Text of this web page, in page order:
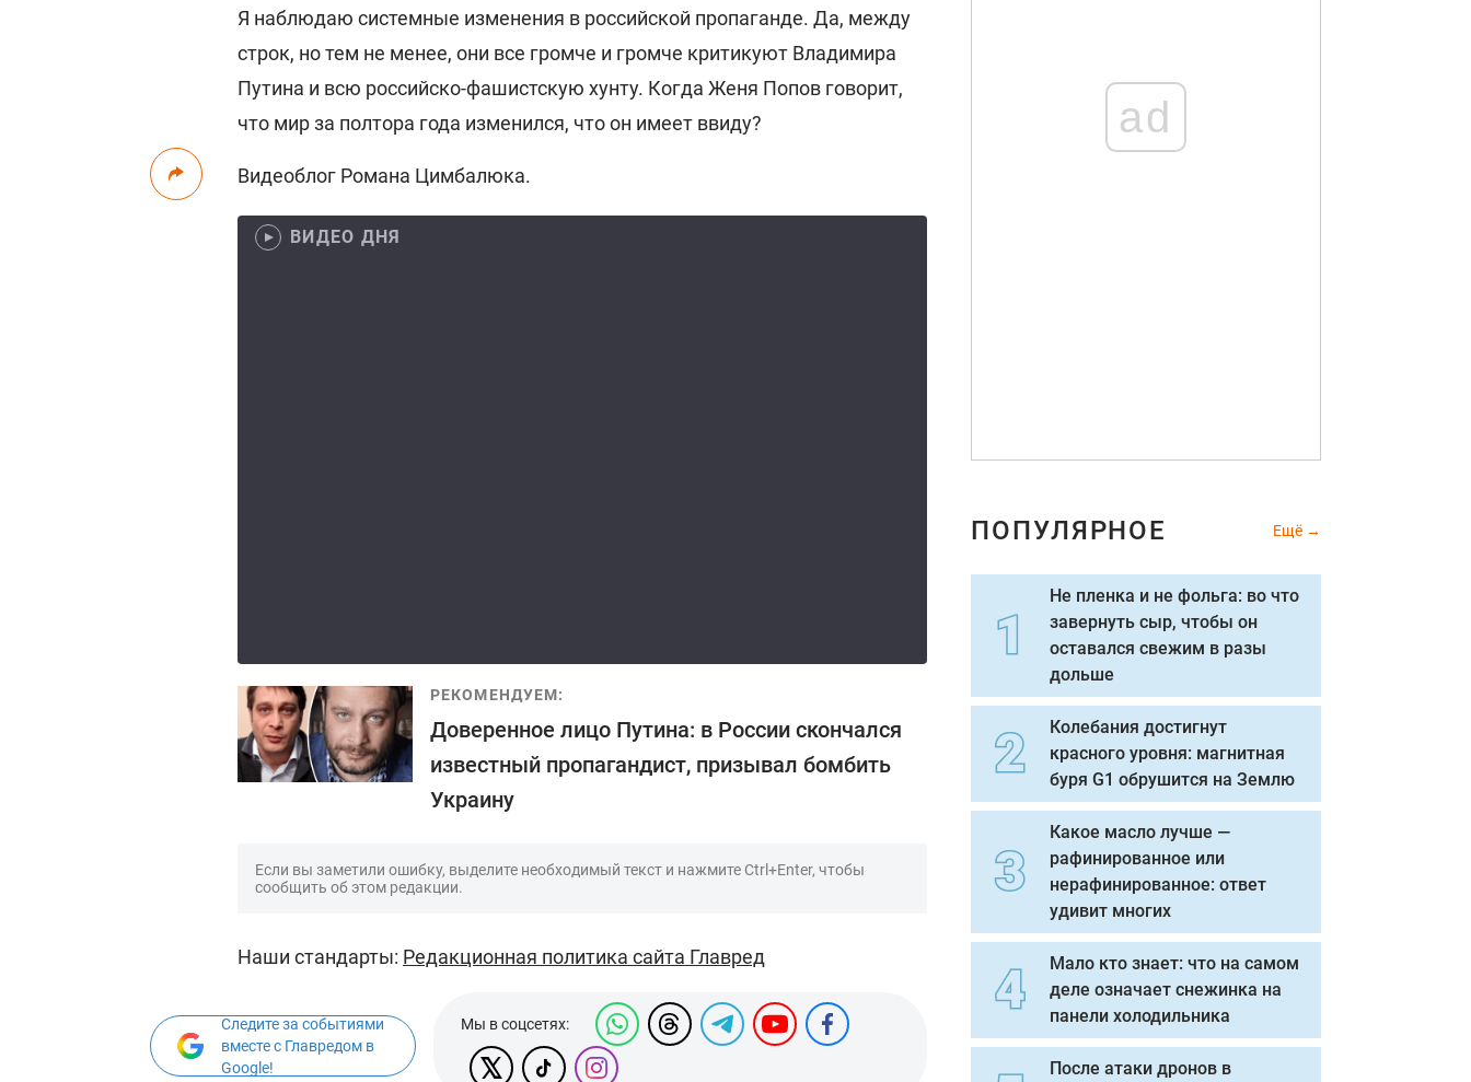
Я наблюдаю системные изменения в российской пропаганде. Да, между
строк, но тем не менее, они все громче и громче критикуют Владимира
Путина и всю российско-фашистскую хунту. Когда Женя Попов говорит,
что мир за полтора года изменился, что он имеет ввиду?
Видеоблог Романа Цимбалюка.
ВИДЕО ДНЯ
РЕКОМЕНДУЕМ:
Доверенное лицо Путина: в России скончался
известный пропагандист, призывал бомбить
Украину
Если вы заметили ошибку, выделите необходимый текст и нажмите Ctrl+Enter, чтобы
сообщить об этом редакции.
Наши стандарты: Редакционная политика сайта Главред
Следите за событиями
вместе с Главредом в
Google!
Мы в соцсетях:
ad
ПОПУЛЯРНОЕ Ещё
Не пленка и не фольга: во что
завернуть сыр, чтобы он
оставался свежим в разы
дольше
Колебания достигнут
красного уровня: магнитная
буря G1 обрушится на Землю
Какое масло лучше —
рафинированное или
нерафинированное: ответ
удивит многих
Мало кто знает: что на самом
деле означает снежинка на
панели холодильника
После атаки дронов в